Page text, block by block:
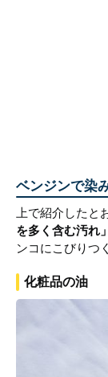
ベンジンで染
上で紹介したと
を多く含む汚れ」
ンコにこびりつ
化粧品の油